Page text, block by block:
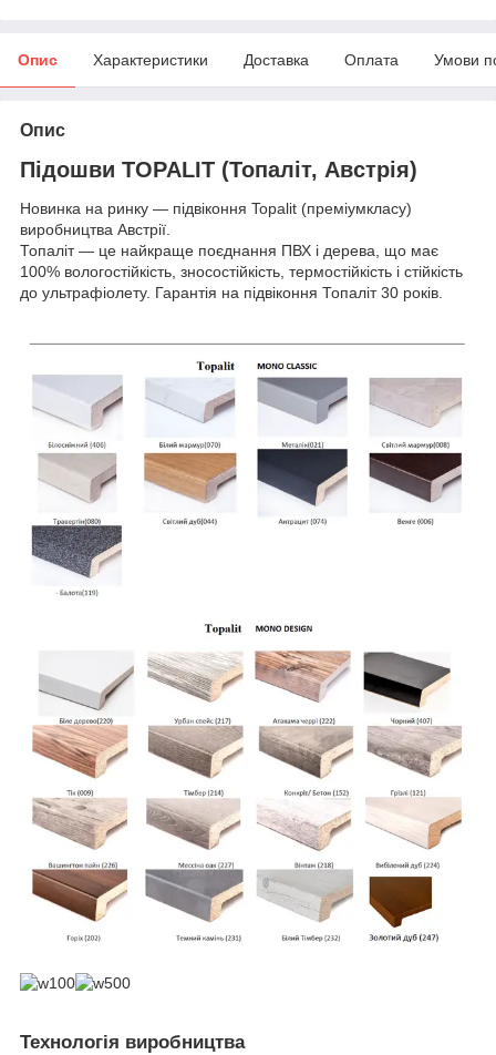
Опис Характеристики Доставка Оплата Умови
Опис
Підошви TOPALIT (Топаліт, Австрія)
Новинка на ринку — підвіконня Topalit (преміумкласу)
виробництва Австрії.
Топаліт — це найкраще поєднання ПВХ і дерева, що має
100% вологостійкість, зносостійкість, термостійкість і стійкість
до ультрафіолету. Гарантія на підвіконня Топаліт 30 років.
Технологія виробництва